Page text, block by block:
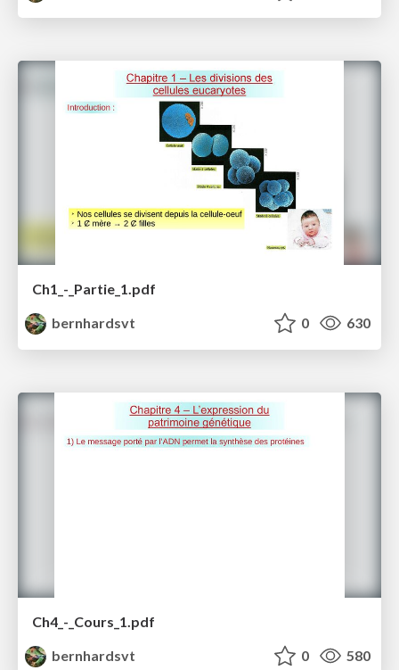
Ch1_-_Partie_1.pdf
bernhardsvt
0 630
Ch4_-_Cours_1.pdf
bernhardsvt
0 580